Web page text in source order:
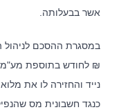
אשר בבעלותה.
₪ לחודש בתוספת מע"מ,
נייד והחזירה לו את
כנגד חשבונית מס